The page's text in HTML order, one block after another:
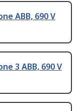
ABB, 690 V
3 ABB, 690 V